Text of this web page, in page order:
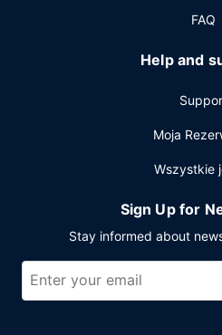
dostęp do internetu, centrum
hotel oferuje pomieszczenia
konferencyjna o łącznej
z lotniska i na lotnisko (na
FAQ
Help and
Moja
Wszystkie
Sign Up for
Stay informed about